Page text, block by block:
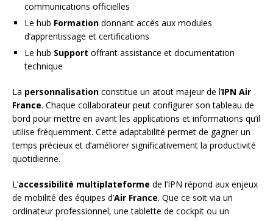
communications officielles
Le hub Formation donnant accès aux modules
d’apprentissage et certifications
Le hub Support offrant assistance et documentation
technique
La personnalisation constitue un atout majeur de l’IPN Air
France. Chaque collaborateur peut configurer son tableau de
bord pour mettre en avant les applications et informations qu’il
utilise fréquemment. Cette adaptabilité permet de gagner un
temps précieux et d’améliorer significativement la productivité
quotidienne.
L’accessibilité multiplateforme de l’IPN répond aux enjeux
de mobilité des équipes d’Air France. Que ce soit via un
ordinateur professionnel, une tablette de cockpit ou un